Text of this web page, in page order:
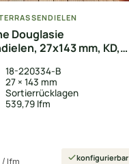
Douglasie
27x143 mm, KD,
18-220334-B
27 × 143 mm
Sortierrücklagen
539,79 lfm
/ lfm konfigurierbar